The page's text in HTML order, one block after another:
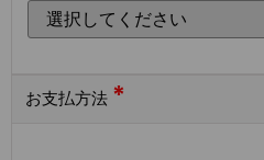
お支払方法 *